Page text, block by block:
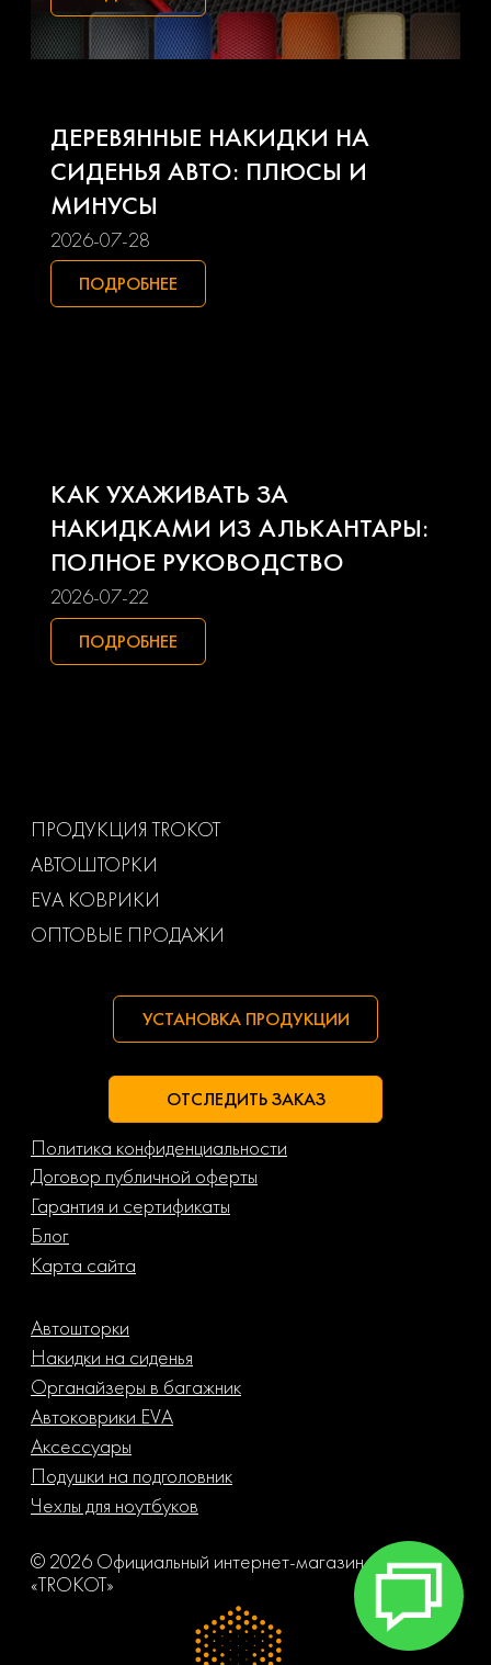
Kia Lada
Lifan Mazda
Mitsubishi
Seat Skoda
Smart Ssangyong
Subaru
Маз
ДЕРЕВЯННЫЕ НАКИДКИ НА
СИДЕНЬЯ АВТО: ПЛЮСЫ И
МИНУСЫ
2026-07-28
ПОДРОБНЕЕ
КАК УХАЖИВАТЬ ЗА
НАКИДКАМИ ИЗ АЛЬКАНТАРЫ:
ПОЛНОЕ РУКОВОДСТВО
2026-07-22
ПОДРОБНЕЕ
ПРОДУКЦИЯ TROKOT
АВТОШТОРКИ
EVA КОВРИКИ
ОПТОВЫЕ ПРОДАЖИ
УСТАНОВКА ПРОДУКЦИИ
ОТСЛЕДИТЬ ЗАКАЗ
Политика конфиденциальности
Договор публичной оферты
Гарантия и сертификаты
Блог
Карта сайта
Автошторки
Накидки на сиденья
Органайзеры в багажник
Автоковрики EVA
Аксессуары
Подушки на подголовник
Чехлы для ноутбуков
© 2026 Официальный интернет-магазин компании
«TROKOT»